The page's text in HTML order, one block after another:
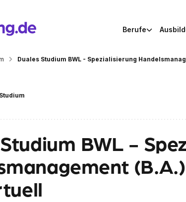
Berufe
Duales Studium BWL - Spezialisierung
BWL -